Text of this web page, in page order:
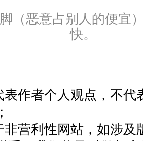
（恶意占别人的便宜
快。
表作者个人观点，不代
非营利性网站，如涉及